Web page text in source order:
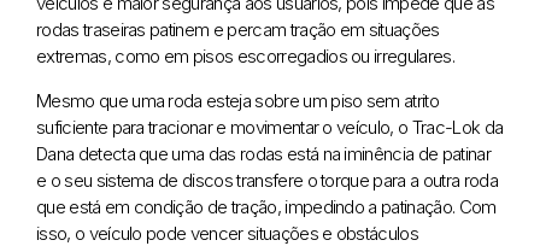
rodas traseiras patinem e percam tração em situações
extremas, como em pisos escorregadios ou irregulares.
Mesmo que uma roda esteja sobre um piso sem atrito
suficiente para tracionar e movimentar o veículo, o Trac-Lok da
Dana detecta que uma das rodas está na iminência de patinar
e o seu sistema de discos transfere o torque para a outra roda
que está em condição de tração, impedindo a patinação. Com
isso, o veículo pode vencer situações e obstáculos